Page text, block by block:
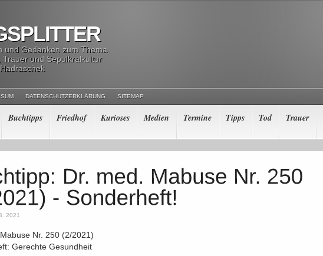
und Gedanken zum Thema
Trauer und Sepulkralkultur
DATENSCHUTZERKLÄRUNG SITEMAP
Buchtipps Friedhof Kurioses Medien Termine Tipps Tod Trauer
2021
Nr. 250 (2/2021)
Gerechte Gesundheit